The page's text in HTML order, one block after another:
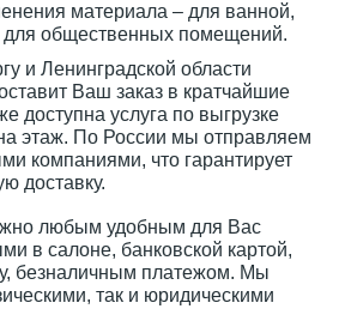
материала – для ванной,
для общественных помещений.
и Ленинградской области
Ваш заказ в кратчайшие
доступна услуга по выгрузке
этаж. По России мы отправляем
компаниями, что гарантирует
доставку.
любым удобным для Вас
в салоне, банковской картой,
безналичным платежом. Мы
так и юридическими